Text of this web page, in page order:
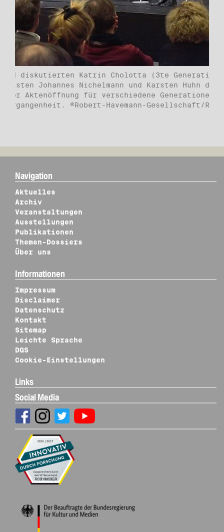
diskutierten Katrin Cholotta (3te Generation
Johannes Nichelmann und Karsten Huhn die
der Aktenöffnung für verschiedene Generationen
Vergangenheit. ©Robert-Havemann-Gesellschaft/
Navigation
Aktuelles
Archiv
Veranstaltungen
Ausstellungen
Publikationen
Themen-Dossiers
Über uns
Informationen
Impressum
Disclaimer
Datenschutz
Kontakt
Sitemap
Leichte Sprache
DGS
Cookie-Einstellungen
Links
Social Media